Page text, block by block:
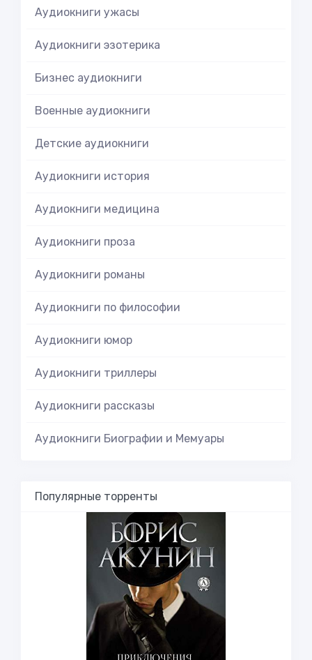
Аудиокниги ужасы
Аудиокниги эзотерика
Бизнес аудиокниги
Военные аудиокниги
Детские аудиокниги
Аудиокниги история
Аудиокниги медицина
Аудиокниги проза
Аудиокниги романы
Аудиокниги по философии
Аудиокниги юмор
Аудиокниги триллеры
Аудиокниги рассказы
Аудиокниги Биографии и Мемуары
Популярные торренты